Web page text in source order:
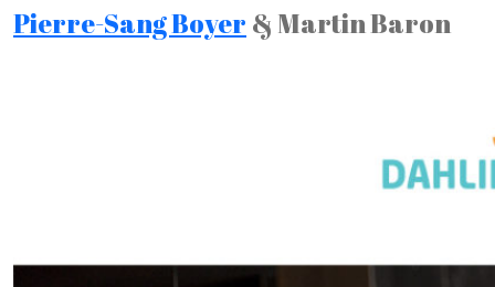
Pierre-Sang Boyer & Martin Baron